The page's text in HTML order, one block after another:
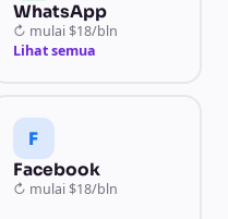
WhatsApp
↻ mulai $18/bln
Lihat semua
F
Facebook
↻ mulai $18/bln